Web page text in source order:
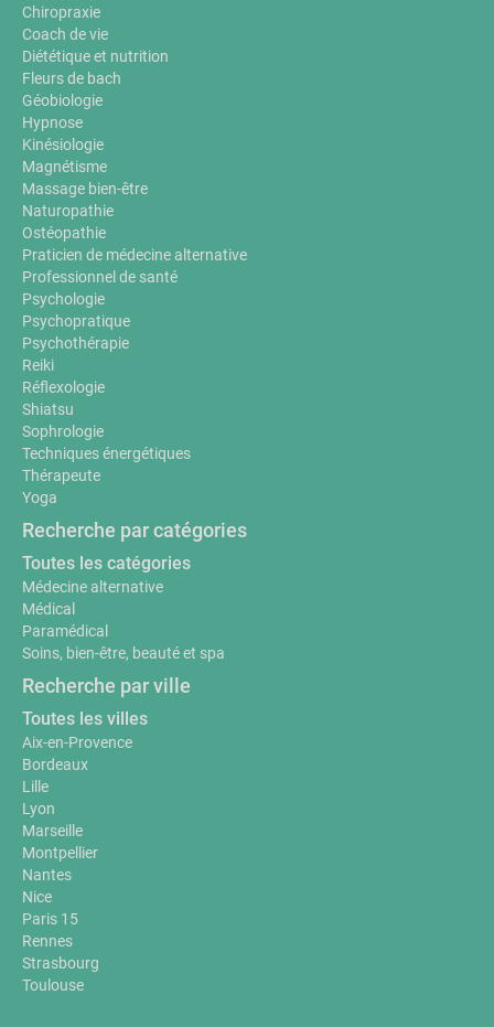
Chiropraxie
Coach de vie
Diététique et nutrition
Fleurs de bach
Géobiologie
Hypnose
Kinésiologie
Magnétisme
Massage bien-être
Naturopathie
Ostéopathie
Praticien de médecine alternative
Professionnel de santé
Psychologie
Psychopratique
Psychothérapie
Reiki
Réflexologie
Shiatsu
Sophrologie
Techniques énergétiques
Thérapeute
Yoga
Recherche par catégories
Toutes les catégories
Médecine alternative
Médical
Paramédical
Soins, bien-être, beauté et spa
Recherche par ville
Toutes les villes
Aix-en-Provence
Bordeaux
Lille
Lyon
Marseille
Montpellier
Nantes
Nice
Paris 15
Rennes
Strasbourg
Toulouse